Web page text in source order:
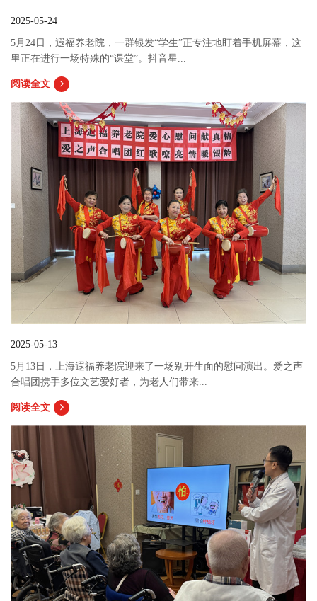
2025-05-24
5月24日，遐福养老院，一群银发“学生”正专注地盯着手机屏幕，这
里正在进行一场特殊的“课堂”。抖音星...
阅读全文
2025-05-13
5月13日，上海遐福养老院迎来了一场别开生面的慰问演出。爱之声
合唱团携手多位文艺爱好者，为老人们带来...
阅读全文